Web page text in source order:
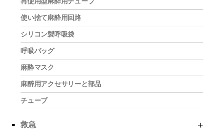
使い捨て麻酔用回路
シリコン製呼吸袋
呼吸バッグ
麻酔マスク
麻醉用アクセサリーと部品
チューブ
救急